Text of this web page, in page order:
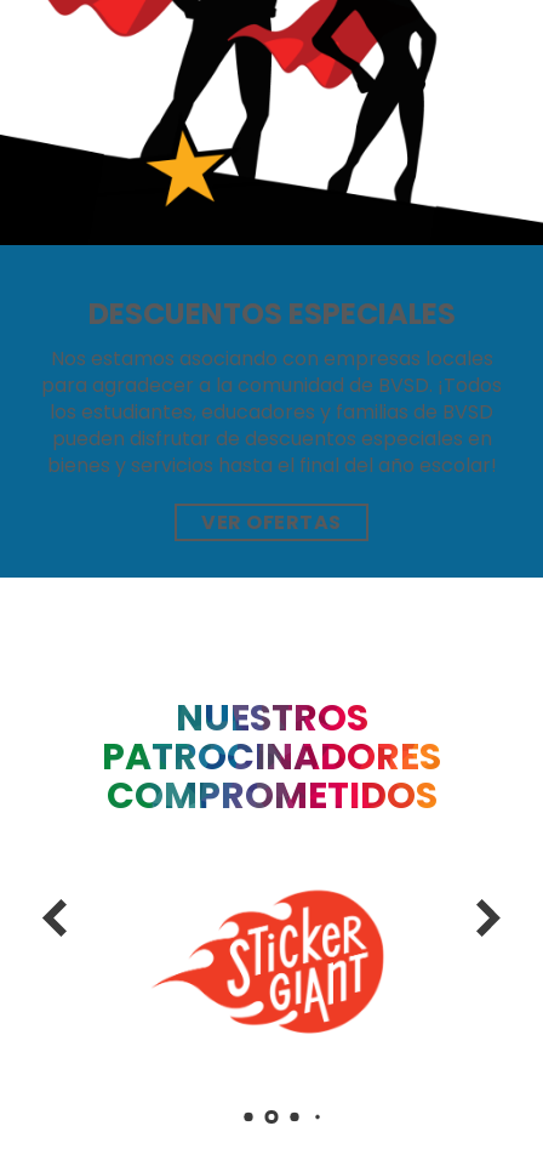
DESCUENTOS ESPECIALES
Nos estamos asociando con empresas locales
para agradecer a la comunidad de BVSD. ¡Todos
los estudiantes, educadores y familias de BVSD
pueden disfrutar de descuentos especiales en
bienes y servicios hasta el final del año escolar!
VER OFERTAS
NUESTROS
PATROCINADORES
COMPROMETIDOS